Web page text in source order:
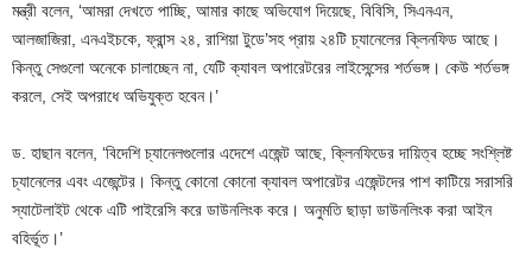
মন্ত্রী বলেন, ‘আমরা দেখতে পাচ্ছি, আমার কাছে অভিযোগ দিয়েছে, বিবিসি, সিএনএন,
আলজাজিরা, এনএইচকে, ফ্রান্স ২৪, রাশিয়া টুডে’সহ প্রায় ২৪টি চ্যানেলের ক্লিনফিড আছে।
কিন্তু সেগুলো অনেকে চালাচ্ছেন না, যেটি ক্যাবল অপারেটরের লাইসেন্সের শর্তভঙ্গ। কেউ শর্তভঙ্গ
করলে, সেই অপরাধে অভিযুক্ত হবেন।’
ড. হাছান বলেন, ‘বিদেশি চ্যানেলগুলোর এদেশে এজেন্ট আছে, ক্লিনফিডের দায়িত্ব হচ্ছে সংশ্লিষ্ট
চ্যানেলের এবং এজেন্টের। কিন্তু কোনো কোনো ক্যাবল অপারেটর এজেন্টদের পাশ কাটিয়ে সরাসরি
স্যাটেলাইট থেকে এটি পাইরেসি করে ডাউনলিংক করে। অনুমতি ছাড়া ডাউনলিংক করা আইন
বহির্ভূত।’